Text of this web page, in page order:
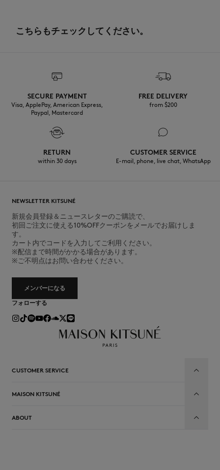
こちらもチェックしてください。
SECURE PAYMENT
Visa, ApplePay, American Express,
Paypal, Mastercard
FREE DELIVERY
from $200
RETURN
within 30 days
CUSTOMER SERVICE
E-mail, phone, live chat, WhatsApp
NEWSLETTER KITSUNÉ
新規会員登録＆ニュースレターのご購読で、
初回ご注文に使える10%OFFクーポンをメールでお届けしま
す。
カート内でコードを入力してご利用ください。
※配信まで時間がかかる場合があります。
※ご不明点はお問い合わせください。
メンバーになる
フォローする
CUSTOMER SERVICE
MAISON KITSUNÉ
ABOUT